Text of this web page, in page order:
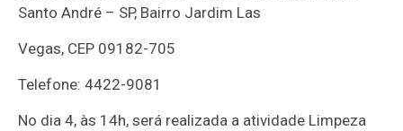
Santo André – SP, Bairro Jardim Las
Vegas, CEP 09182-705
Telefone: 4422-9081
No dia 4, às 14h, será realizada a atividade Limpeza